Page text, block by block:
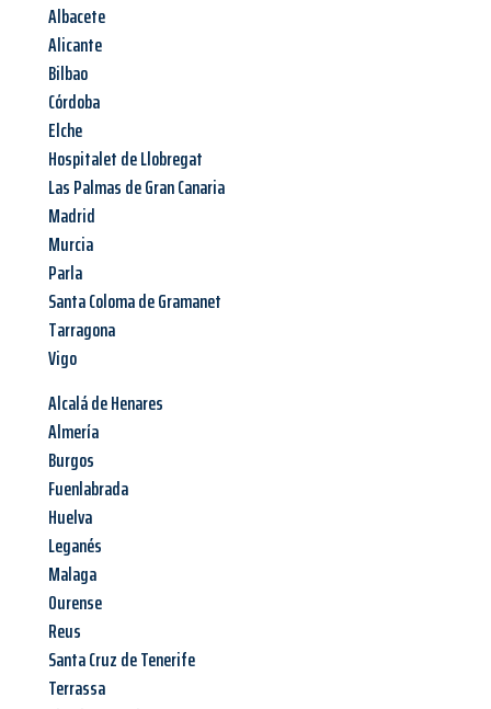
Albacete
Alicante
Bilbao
Córdoba
Elche
Hospitalet de Llobregat
Las Palmas de Gran Canaria
Madrid
Murcia
Parla
Santa Coloma de Gramanet
Tarragona
Vigo
Alcalá de Henares
Almería
Burgos
Fuenlabrada
Huelva
Leganés
Malaga
Ourense
Reus
Santa Cruz de Tenerife
Terrassa